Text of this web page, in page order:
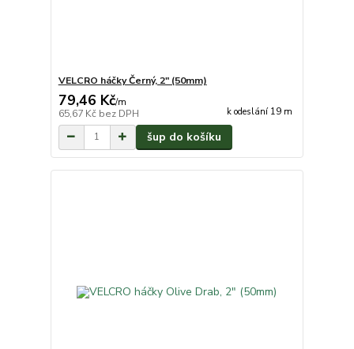
VELCRO háčky Černý, 2" (50mm)
79,46 Kč/m
65,67 Kč bez DPH k odeslání 19 m
šup do košíku